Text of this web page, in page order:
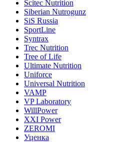
Scitec Nutrition
Siberian Nutrogunz
SiS Russia
SportLine
Syntrax
Trec Nutrition
Tree of Life
Ultimate Nutrition
Uniforce
Universal Nutrition
VAMP
VP Laboratory
WillPower
XXI Power
ZEROMI
Уценка